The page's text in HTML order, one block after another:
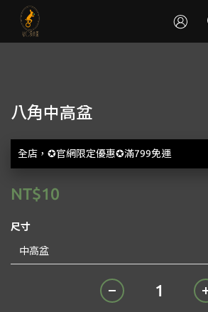
八角中高盆
全店，✪官網限定優惠✪滿799免運
NT$10
尺寸